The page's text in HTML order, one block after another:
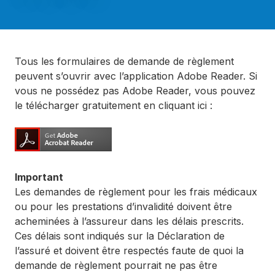
Tous les formulaires de demande de règlement
peuvent s’ouvrir avec l’application Adobe Reader. Si
vous ne possédez pas Adobe Reader, vous pouvez
le télécharger gratuitement en cliquant ici :
Important
Les demandes de règlement pour les frais médicaux
ou pour les prestations d’invalidité doivent être
acheminées à l’assureur dans les délais prescrits.
Ces délais sont indiqués sur la Déclaration de
l’assuré et doivent être respectés faute de quoi la
demande de règlement pourrait ne pas être